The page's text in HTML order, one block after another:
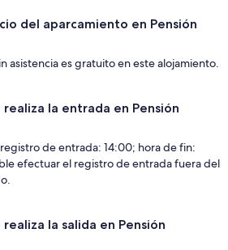
del aparcamiento en Pensión
asistencia es gratuito en este alojamiento.
realiza la entrada en Pensión
de entrada: 14:00; hora de fin:
efectuar el registro de entrada fuera del
la salida en Pensión